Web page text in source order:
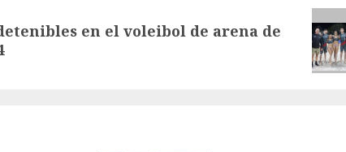
en el voleibol de arena de